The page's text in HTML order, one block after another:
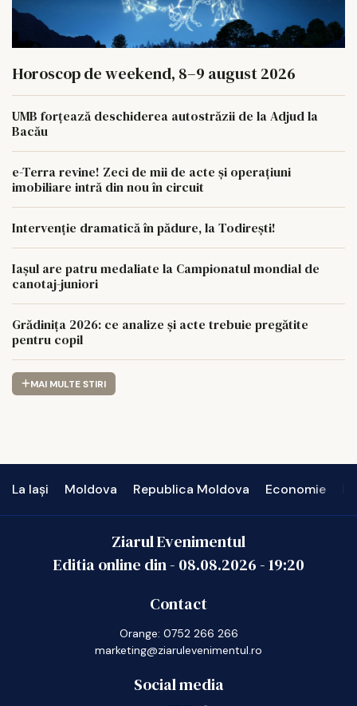
Horoscop de weekend, 8–9 august 2026
UMB forțează deschiderea autostrăzii de la Adjud la
Bacău
e-Terra revine! Zeci de mii de acte și operațiuni
imobiliare intră din nou în circuit
Intervenție dramatică în pădure, la Todirești!
Iaşul are patru medaliate la Campionatul mondial de
canotaj-juniori
Grădinița 2026: ce analize și acte trebuie pregătite
pentru copil
MAI MULTE STIRI
La Iași Moldova Republica Moldova Economie
Ziarul Evenimentul
Editia online din - 08.08.2026-19:20
Contact
Orange: 0752 266 266
marketing@ziarulevenimentul.ro
Social media